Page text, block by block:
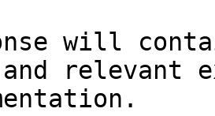
will
relevant